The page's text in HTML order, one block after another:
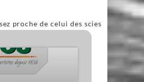
proche de celui des scies